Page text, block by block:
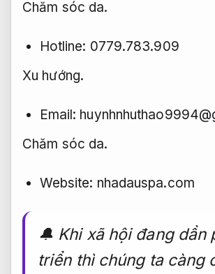
Chăm sóc da.
Hotline: 0779.783.909
Xu hướng.
Email:
Chăm sóc da.
Website: nhadauspa.com
🔔 Khi xã hội đang dần
triển thì chúng ta càng